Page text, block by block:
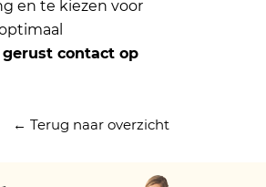
en te kiezen voor
gerustcontact op
← Terug naar overzicht